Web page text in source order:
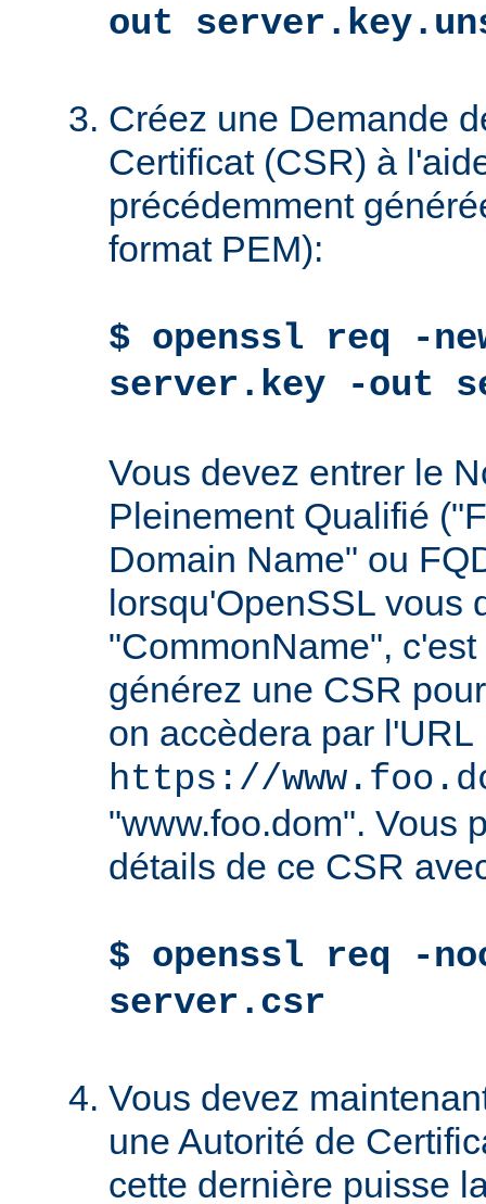
out
Créez une Demande
Certificat (CSR) à
précédemment
format PEM):
$ openssl req -
server.key -out
Vous devez entrer le
Pleinement Qualifié
Domain Name" ou
lorsqu'OpenSSL vous
"CommonName",
générez une CSR
on accèdera par l'URL
https://
"www.foo.dom". Vous
détails de ce CSR
$ openssl req -
server.csr
Vous devez
une Autorité de
cette dernière puisse